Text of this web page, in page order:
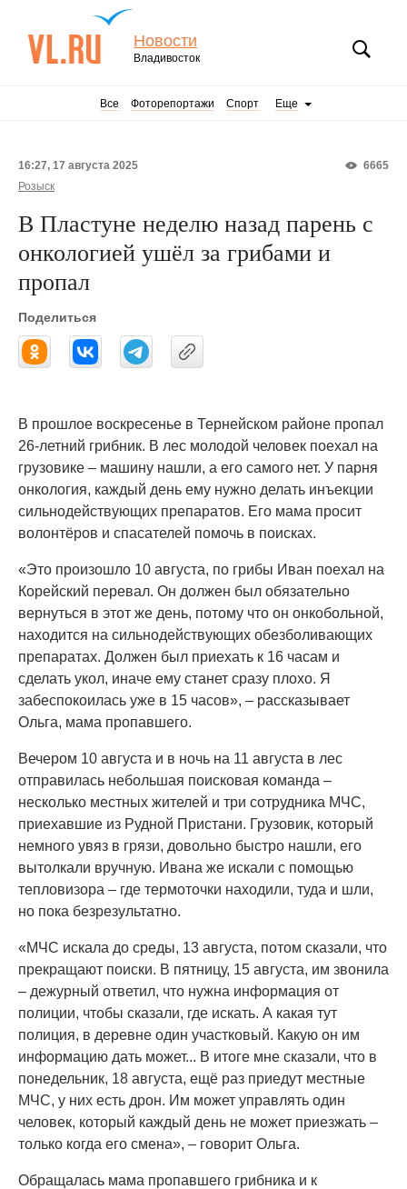
Новости
Владивосток
Все Фоторепортажи Спорт Еще
6665
16:27, 17 августа 2025
Розыск
В Пластуне неделю назад парень с
онкологией ушёл за грибами и
пропал
Поделиться
В прошлое воскресенье в Тернейском районе пропал
26-летний грибник. В лес молодой человек поехал на
грузовике – машину нашли, а его самого нет. У парня
онкология, каждый день ему нужно делать инъекции
сильнодействующих препаратов. Его мама просит
волонтёров и спасателей помочь в поисках.
«Это произошло 10 августа, по грибы Иван поехал на
Корейский перевал. Он должен был обязательно
вернуться в этот же день, потому что он онкобольной,
находится на сильнодействующих обезболивающих
препаратах. Должен был приехать к 16 часам и
сделать укол, иначе ему станет сразу плохо. Я
забеспокоилась уже в 15 часов», – рассказывает
Ольга, мама пропавшего.
Вечером 10 августа и в ночь на 11 августа в лес
отправилась небольшая поисковая команда –
несколько местных жителей и три сотрудника МЧС,
приехавшие из Рудной Пристани. Грузовик, который
немного увяз в грязи, довольно быстро нашли, его
вытолкали вручную. Ивана же искали с помощью
тепловизора – где термоточки находили, туда и шли,
но пока безрезультатно.
«МЧС искала до среды, 13 августа, потом сказали, что
прекращают поиски. В пятницу, 15 августа, им звонила
– дежурный ответил, что нужна информация от
полиции, чтобы сказали, где искать. А какая тут
полиция, в деревне один участковый. Какую он им
информацию дать может... В итоге мне сказали, что в
понедельник, 18 августа, ещё раз приедут местные
МЧС, у них есть дрон. Им может управлять один
человек, который каждый день не может приезжать –
только когда его смена», – говорит Ольга.
Обращалась мама пропавшего грибника и к